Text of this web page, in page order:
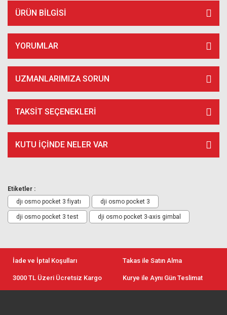
ÜRÜN BILGISI
YORUMLAR
UZMANLARIMIZA SORUN
TAKSIT SEÇENEKLERI
KUTU İÇİNDE NELER VAR
Etiketler :
djı osmo pocket 3 fiyatı
dji osmo pocket 3
dji osmo pocket 3 test dji osmo pocket 3-axis gimbal
İade ve İptal Koşulları Takas ile Satın Alma
3000 TL Üzeri Ücretsiz Kargo Kurye ile Aynı Gün Teslimat